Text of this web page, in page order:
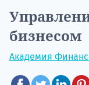
бизнесом
Академия